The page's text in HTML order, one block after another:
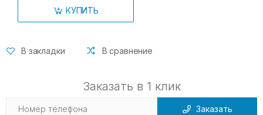
КУПИТЬ
В закладки В сравнение
Заказать в 1 клик
Заказать